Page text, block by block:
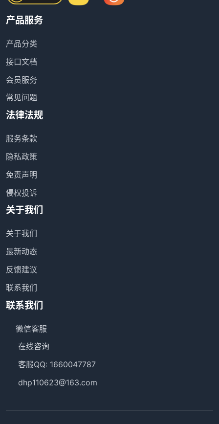
产品服务
产品分类
接口文档
会员服务
常见问题
法律法规
服务条款
隐私政策
免责声明
侵权投诉
关于我们
关于我们
最新动态
反馈建议
联系我们
联系我们
微信客服
在线咨询
客服QQ: 1660047787
dhp110623@163.com